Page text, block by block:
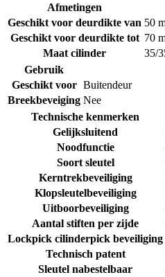
Afmetingen
Geschikt voor deurdikte van 50
Geschikt voor deurdikte tot 70
Maat cilinder
35/
Gebruik
Geschikt voor Buitendeur
Breekbeveiging Nee
Technische kenmerken
Gelijksluitend
Noodfunctie
Soort sleutel
Kerntrekbeveiliging
Klopsleutelbeveiliging
Uitboorbeveiliging
Aantal stiften per zijde
Lockpick cilinderpick beveiliging
Technisch patent
Sleutel nabestelbaar